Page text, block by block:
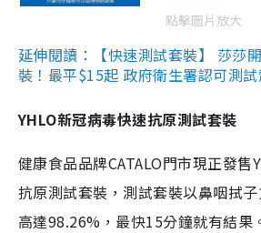
點擊圖片放大
延伸閱讀：【快速測試套裝】 莎莎
裝！最平$15起 政府衛生署認可測
YHLO新冠病毒快速抗原測試套裝
健康食品品牌CATALO門市現正發售
抗原測試套裝，測試套裝以鼻咽拭
高達98.26%，最快15分鐘就有結果